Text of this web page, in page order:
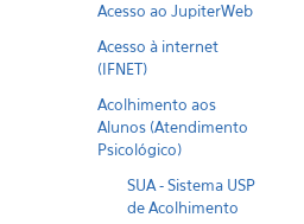
Acesso ao JupiterWeb
Acesso à internet
(IFNET)
Acolhimento aos
Alunos (Atendimento
Psicológico)
SUA - Sistema USP
de Acolhimento